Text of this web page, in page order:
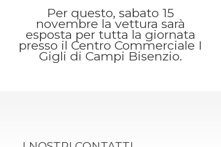
Per questo, sabato 15
novembre la vettura sarà
esposta per tutta la giornata
presso il Centro Commerciale I
Gigli di Campi Bisenzio.